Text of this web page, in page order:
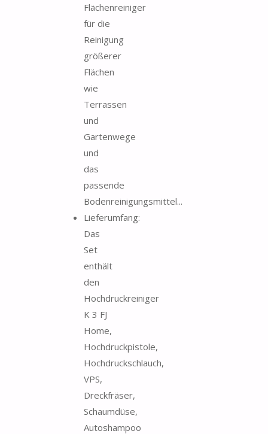
Flächenreiniger
für die
Reinigung
größerer
Flächen
wie
Terrassen
und
Gartenwege
und
das
passende
Bodenreinigungsmittel...
Lieferumfang:
Das
Set
enthält
den
Hochdruckreiniger
K 3 FJ
Home,
Hochdruckpistole,
Hochdruckschlauch,
VPS,
Dreckfräser,
Schaumdüse,
Autoshampoo